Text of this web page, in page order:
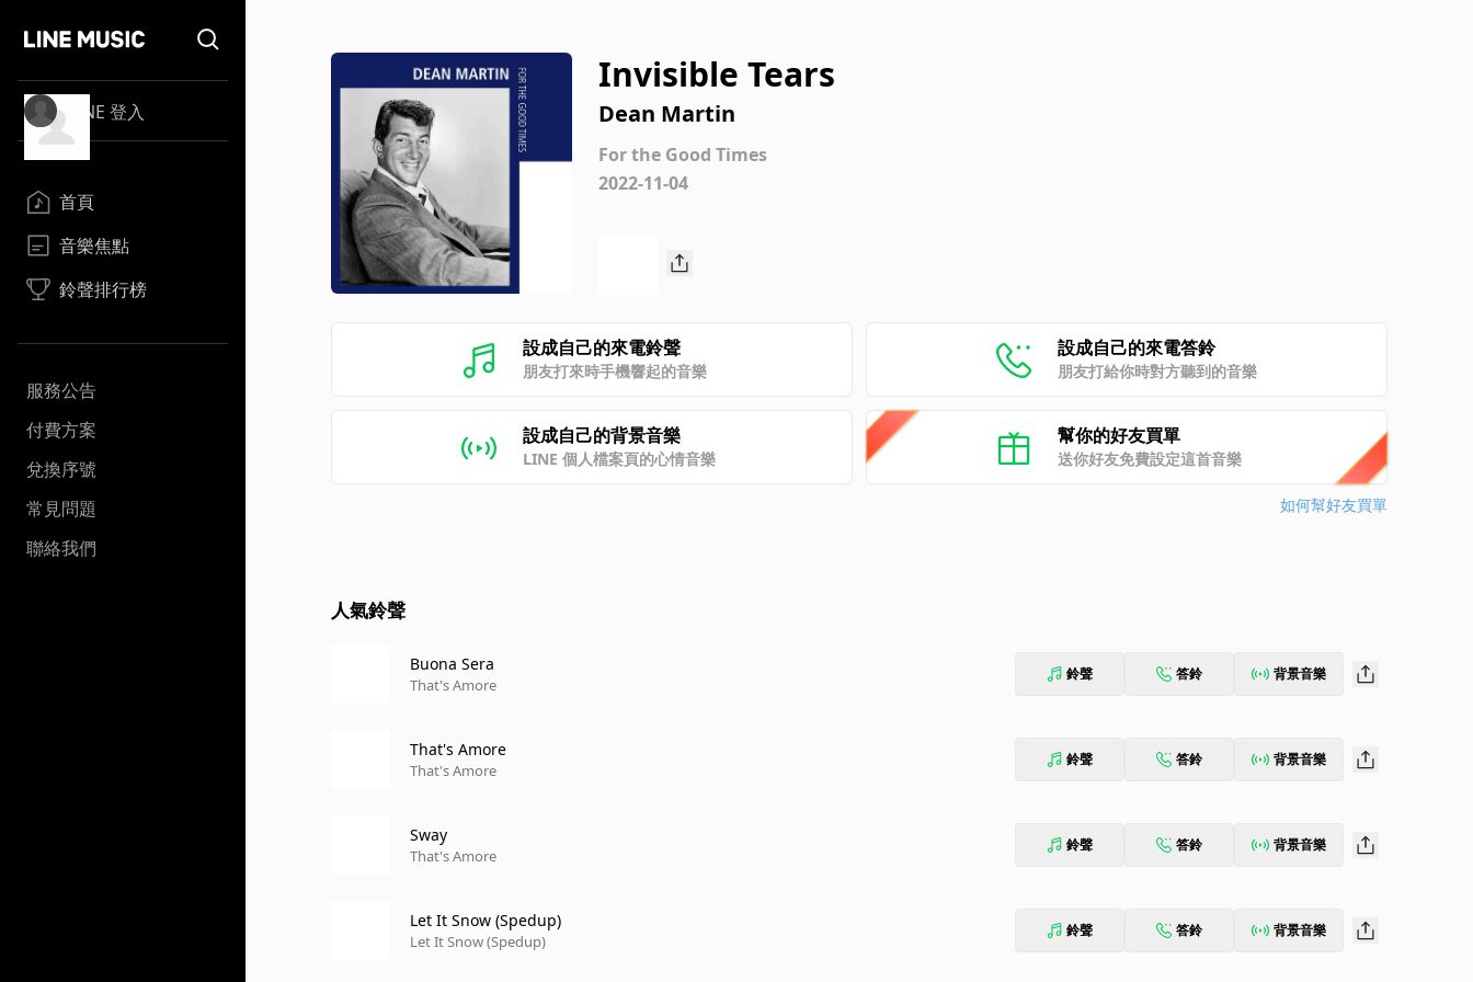
LINE 登入
首頁
音樂焦點
鈴聲排行榜
服務公告
付費方案
兌換序號
常見問題
聯絡我們
Invisible Tears
Dean Martin
For the Good Times
2022-11-04
設成自己的來電鈴聲
朋友打來時手機響起的音樂
設成自己的來電答鈴
朋友打給你時對方聽到的音樂
設成自己的背景音樂
LINE 個人檔案頁的心情音樂
幫你的好友買單
送你好友免費設定這首音樂
如何幫好友買單
人氣鈴聲
Buona Sera
That's Amore
鈴聲 答鈴 背景音樂
That's Amore
That's Amore
鈴聲 答鈴 背景音樂
Sway
That's Amore
鈴聲 答鈴 背景音樂
Let It Snow (Spedup)
Let It Snow (Spedup)
鈴聲 答鈴 背景音樂